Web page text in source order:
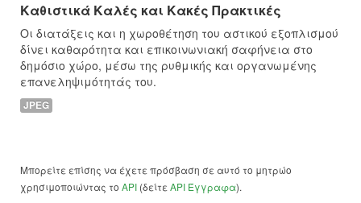
Καθιστικά Καλές και Κακές Πρακτικές
Οι διατάξεις και η χωροθέτηση του αστικού εξοπλισμού
δίνει καθαρότητα και επικοινωνιακή σαφήνεια στο
δημόσιο χώρο, μέσω της ρυθμικής και οργανωμένης
επανεληψιμότητάς του.
JPEG
Μπορείτε επίσης να έχετε πρόσβαση σε αυτό το μητρώο
χρησιμοποιώντας το API (δείτε API Έγγραφα).